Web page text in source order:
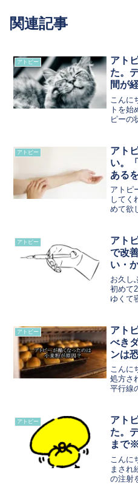
関連記事
アトピー
アト
た。
間が
こんに
トを始
ピーの
ルです
ながら
アトピー
アト
い。
ある
アトピ
してく
めて欲
アトピー
アト
で改
い・
お久し
初めて
ゆくて
あって
ちなみ
アトピー
アト
べき
ンは
こんに
処方さ
平行線
ピーが
変わっ
アトピー
アト
た。
まで
こんに
まされ
の注射